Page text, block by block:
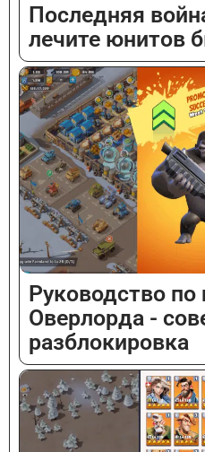
Последняя
лечите юнитов
Руководство по
Оверлорда -
разблокировка